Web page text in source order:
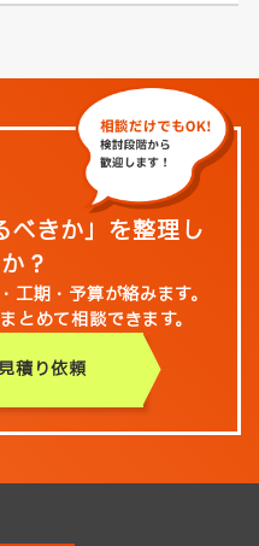
べきか」を整理し
？
工期・予算が絡みます。
とめて相談できます。
積り依頼